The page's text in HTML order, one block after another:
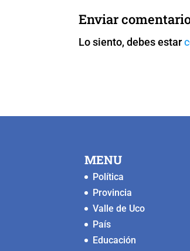
b
o
o
A
p
p
Enviar
Lo siento, debes estar
MENU
Política
Provincia
Valle de Uco
País
Educación